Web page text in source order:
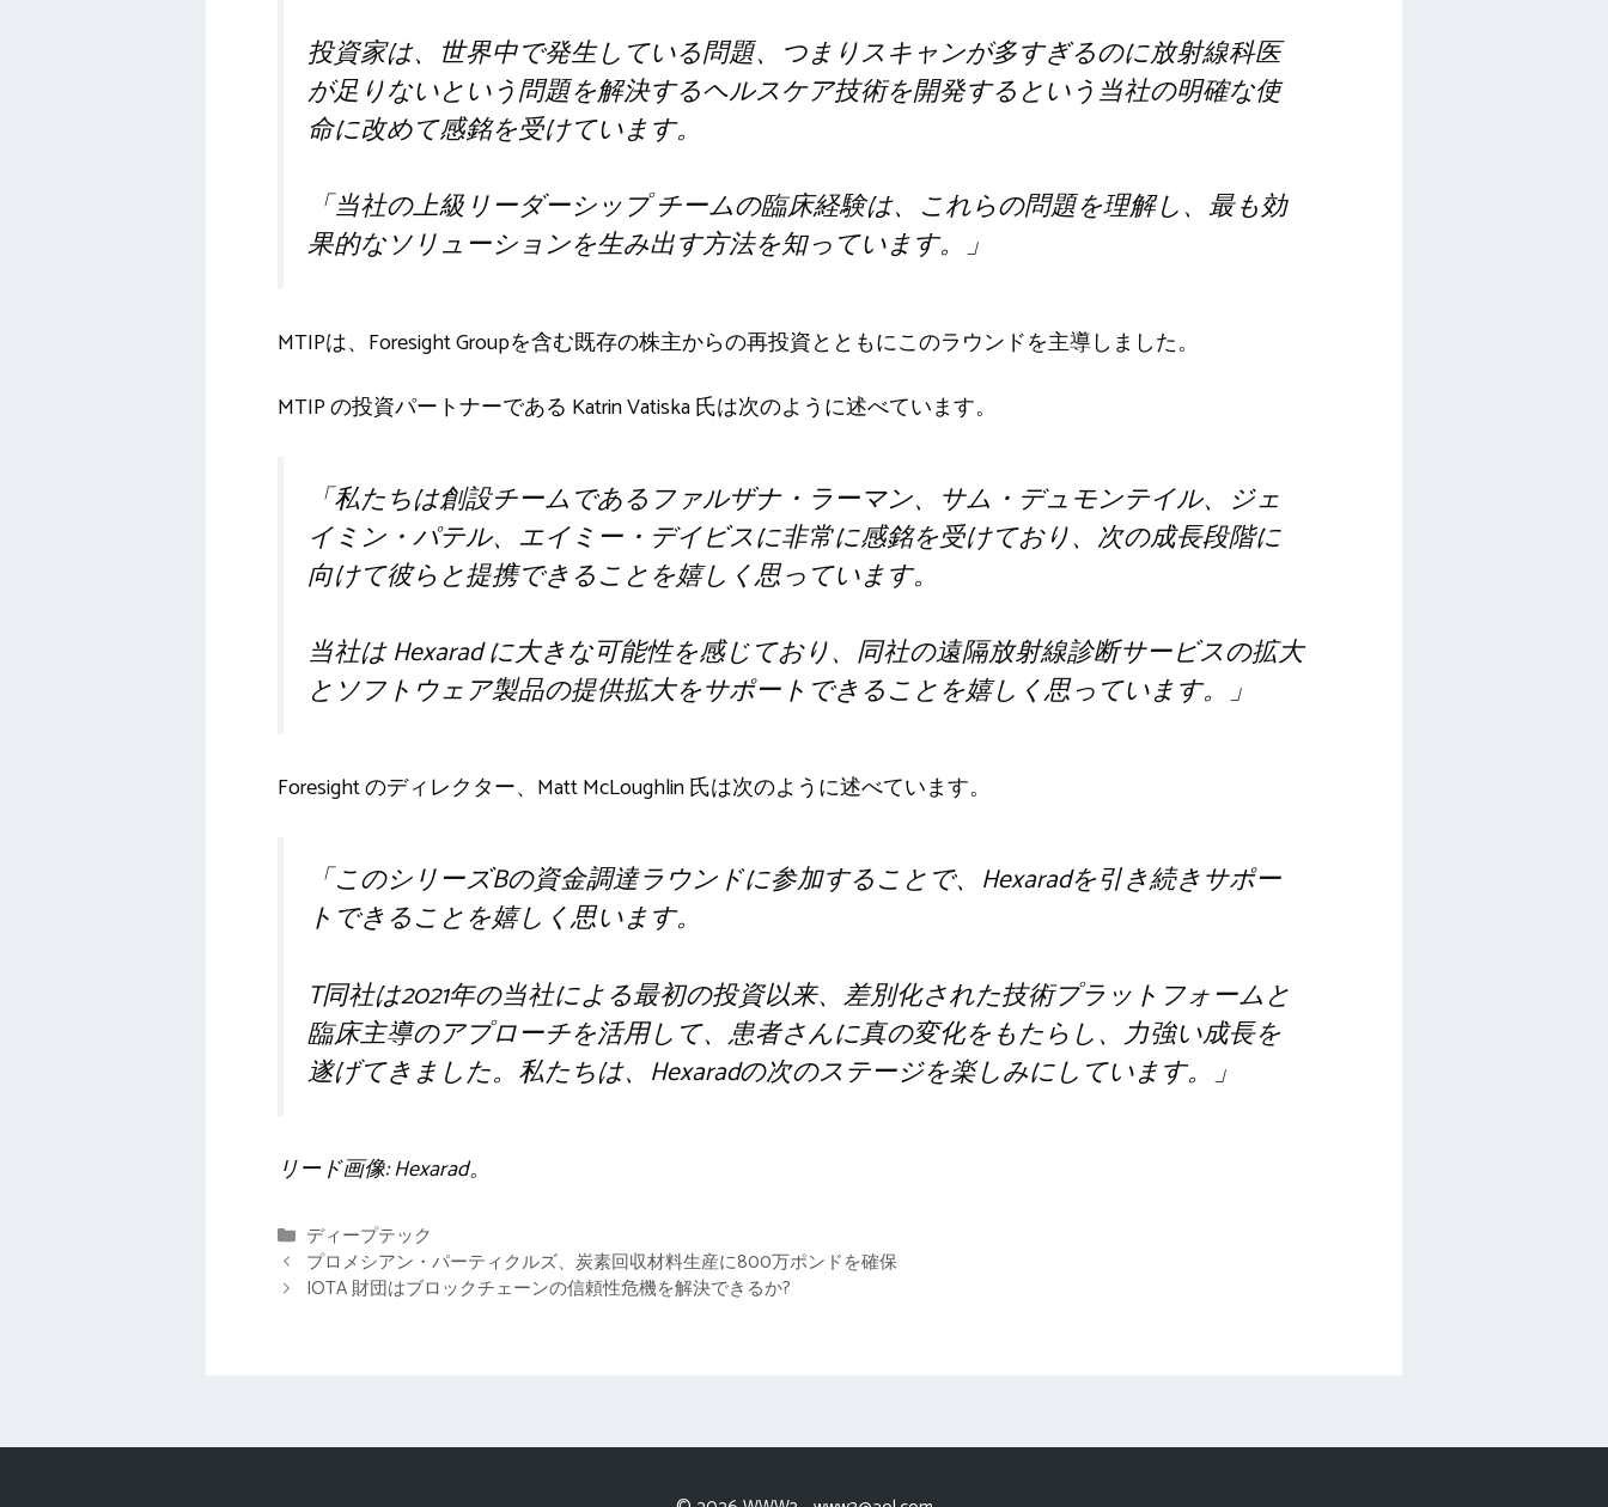
投資家は、世界中で発生している問題、つまりスキャンが多すぎるのに放射線科医
が足りないという問題を解決するヘルスケア技術を開発するという当社の明確な使
命に改めて感銘を受けています。
「当社の上級リーダーシップ チームの臨床経験は、これらの問題を理解し、最も効
果的なソリューションを生み出す方法を知っています。」
MTIPは、Foresight Groupを含む既存の株主からの再投資とともにこのラウンドを主導しました。
MTIP の投資パートナーである Katrin Vatiska 氏は次のように述べています。
「私たちは創設チームであるファルザナ・ラーマン、サム・デュモンテイル、ジェ
イミン・パテル、エイミー・デイビスに非常に感銘を受けており、次の成長段階に
向けて彼らと提携できることを嬉しく思っています。
当社は Hexarad に大きな可能性を感じており、同社の遠隔放射線診断サービスの拡大
とソフトウェア製品の提供拡大をサポートできることを嬉しく思っています。」
Foresight のディレクター、Matt McLoughlin 氏は次のように述べています。
「このシリーズBの資金調達ラウンドに参加することで、Hexaradを引き続きサポー
トできることを嬉しく思います。
T同社は2021年の当社による最初の投資以来、差別化された技術プラットフォームと
臨床主導のアプローチを活用して、患者さんに真の変化をもたらし、力強い成長を
遂げてきました。私たちは、Hexaradの次のステージを楽しみにしています。」
リード画像: Hexarad。
カ
テ
ゴ
ディープテック
プロメシアン・パーティクルズ、炭素回収材料生産に800万ポンドを確保
IOTA 財団はブロックチェーンの信頼性危機を解決できるか?